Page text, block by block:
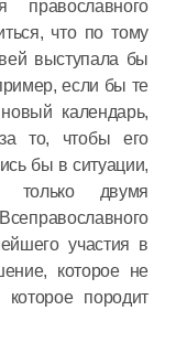
православного
что по тому
выступала бы
если бы те
календарь,
то, чтобы его
бы в ситуации,
только двумя
участия в
которое не
породит